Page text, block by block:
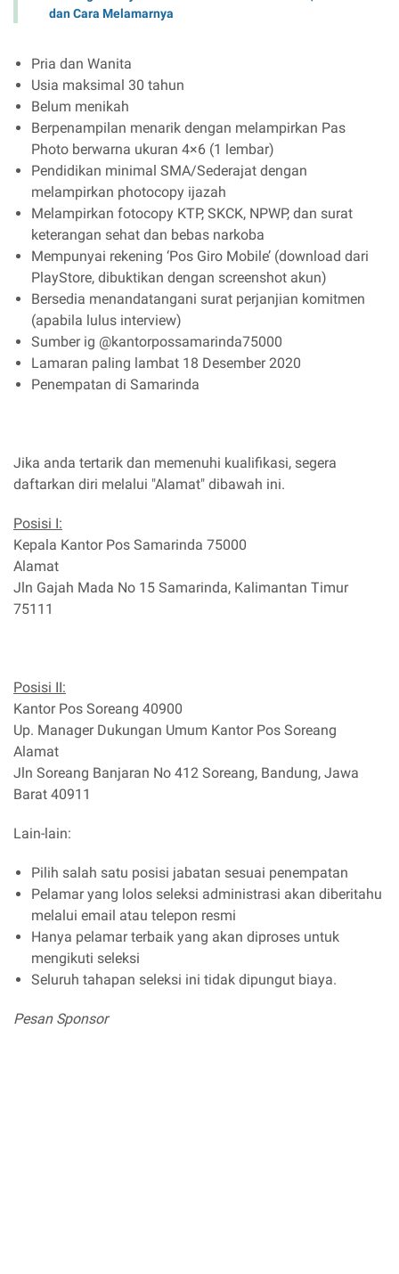
dan Cara Melamarnya
Pria dan Wanita
Usia maksimal 30 tahun
Belum menikah
Berpenampilan menarik dengan melampirkan Pas
Photo berwarna ukuran 4×6 (1 lembar)
Pendidikan minimal SMA/Sederajat dengan
melampirkan photocopy ijazah
Melampirkan fotocopy KTP, SKCK, NPWP, dan surat
keterangan sehat dan bebas narkoba
Mempunyai rekening ‘Pos Giro Mobile’ (download dari
PlayStore, dibuktikan dengan screenshot akun)
Bersedia menandatangani surat perjanjian komitmen
(apabila lulus interview)
Sumber ig @kantorpossamarinda75000
Lamaran paling lambat 18 Desember 2020
Penempatan di Samarinda
Jika anda tertarik dan memenuhi kualifikasi, segera
daftarkan diri melalui "Alamat" dibawah ini.
Posisi I:
Kepala Kantor Pos Samarinda 75000
Alamat
Jln Gajah Mada No 15 Samarinda, Kalimantan Timur
75111
Posisi II:
Kantor Pos Soreang 40900
Up. Manager Dukungan Umum Kantor Pos Soreang
Alamat
Jln Soreang Banjaran No 412 Soreang, Bandung, Jawa
Barat 40911
Lain-lain:
Pilih salah satu posisi jabatan sesuai penempatan
Pelamar yang lolos seleksi administrasi akan diberitahu
melalui email atau telepon resmi
Hanya pelamar terbaik yang akan diproses untuk
mengikuti seleksi
Seluruh tahapan seleksi ini tidak dipungut biaya.
Pesan Sponsor